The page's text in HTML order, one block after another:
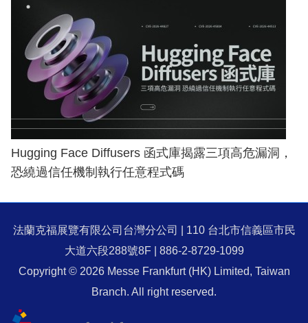
Hugging Face Diffusers 函式庫揭露三項高危漏洞，
恐繞過信任機制執行任意程式碼
法蘭克福展覽有限公司台灣分公司 | 110 台北市信義區市民
大道六段288號8F | 886-2-8729-1099
Copyright © 2026 Messe Frankfurt (HK) Limited, Taiwan
Branch. All right reserved.